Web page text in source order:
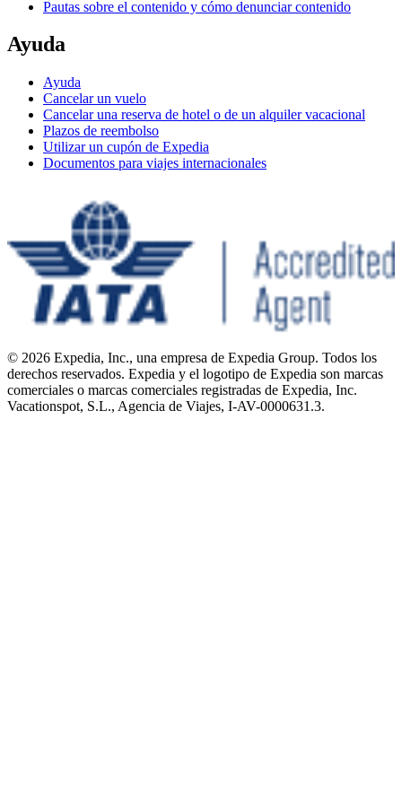
Pautas sobre el contenido y cómo denunciar contenido
Ayuda
Ayuda
Cancelar un vuelo
Cancelar una reserva de hotel o de un alquiler vacacional
Plazos de reembolso
Utilizar un cupón de Expedia
Documentos para viajes internacionales
© 2026 Expedia, Inc., una empresa de Expedia Group. Todos los
derechos reservados. Expedia y el logotipo de Expedia son marcas
comerciales o marcas comerciales registradas de Expedia, Inc.
Vacationspot, S.L., Agencia de Viajes, I-AV-0000631.3.